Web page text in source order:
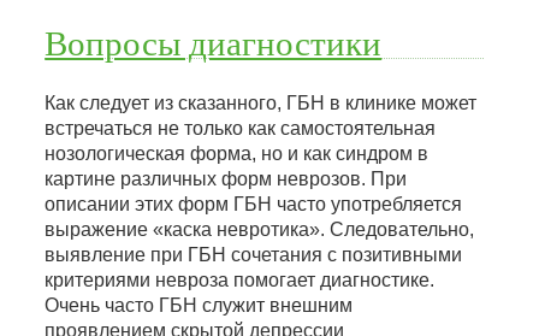
Вопросы диагностики
Как следует из сказанного, ГБН в клинике может
встречаться не только как самостоятельная
нозологическая форма, но и как синдром в
картине различных форм неврозов. При
описании этих форм ГБН часто употребляется
выражение «каска невротика». Следовательно,
выявление при ГБН сочетания с позитивными
критериями невроза помогает диагностике.
Очень часто ГБН служит внешним
проявлением скрытой депрессии